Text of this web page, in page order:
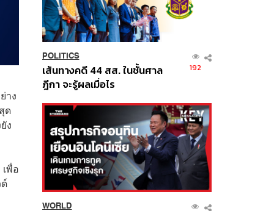
าง
ด
ง
พื่อ
POLITICS
เส้นทางคดี 44 สส. ในชั้นศาล
ฎีกา จะรู้ผลเมื่อไร
192
WORLD